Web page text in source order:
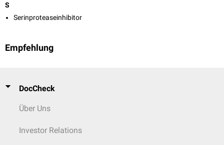
S
Serinproteaseinhibitor
Empfehlung
DocCheck
Über Uns
Investor Relations